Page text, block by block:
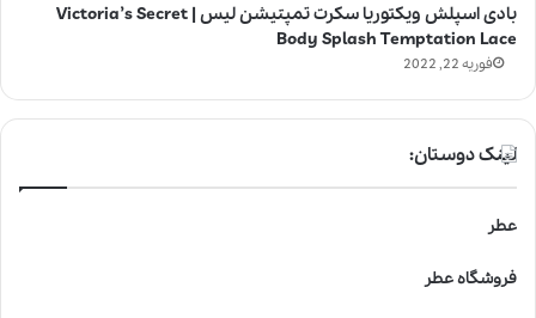
بادی اسپلش ویکتوریا سکرت تمپتیشن لیس | Victoria’s Secret
Body Splash Temptation Lace
فوریه 22, 2022
لینک دوستان:
عطر
فروشگاه عطر